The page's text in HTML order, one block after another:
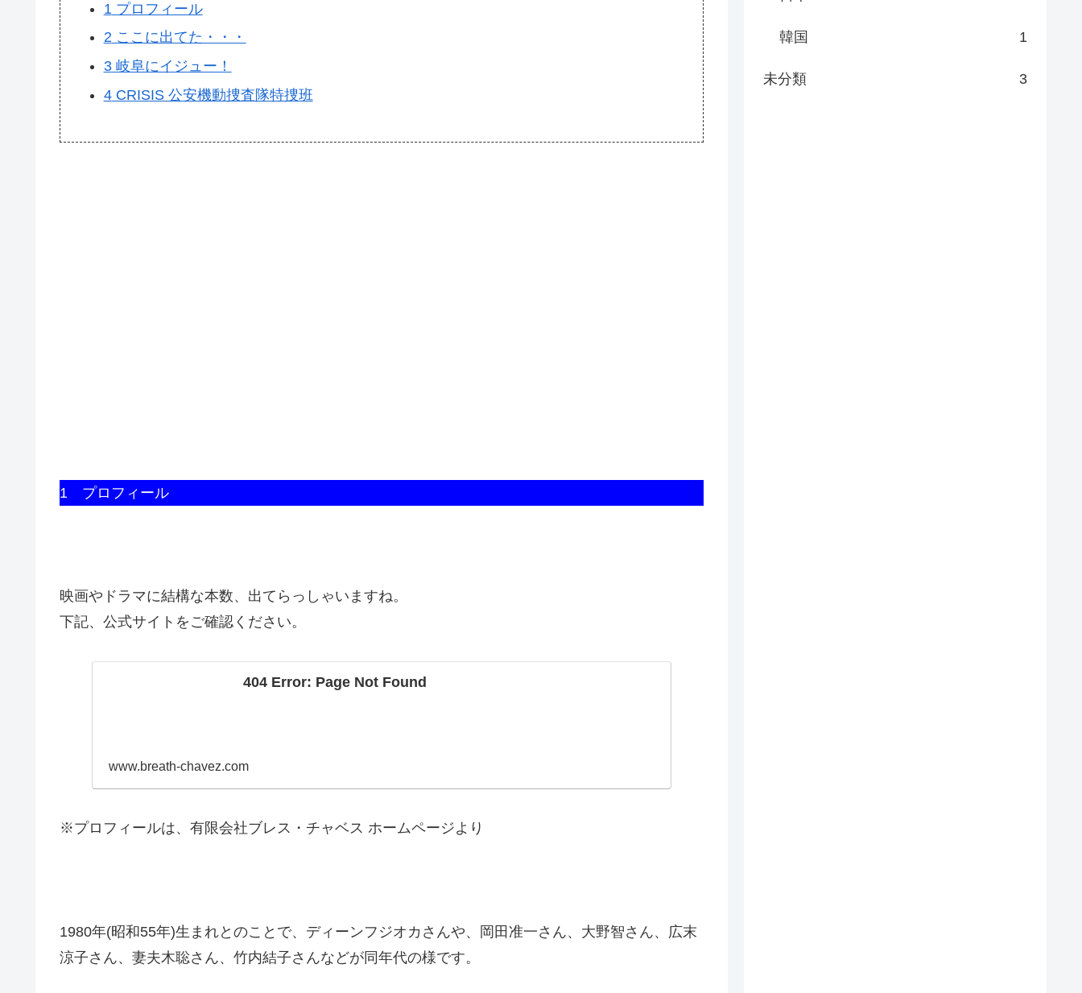
1 プロフィール
2ここに出てた・・・
3岐阜にイジュー！
4CRISIS 公安機動捜査隊特捜班
1 プロフィール
映画やドラマに結構な本数、出てらっしゃいますね。
下記、公式サイトをご確認ください。
404 Error: Page Not Found
www.breath-chavez.com
※プロフィールは、有限会社ブレス・チャベス ホームページより
1980年(昭和55年)生まれとのことで、ディーンフジオカさんや、岡田准一さん、大野智さん、広末
涼子さん、妻夫木聡さん、竹内結子さんなどが同年代の様です。
韓国 1
未分類 3